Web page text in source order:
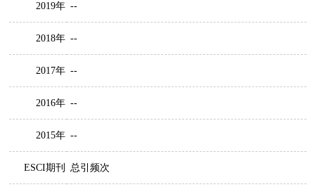
2019年 --
2018年 --
2017年 --
2016年 --
2015年 --
ESCI期刊 总引频次